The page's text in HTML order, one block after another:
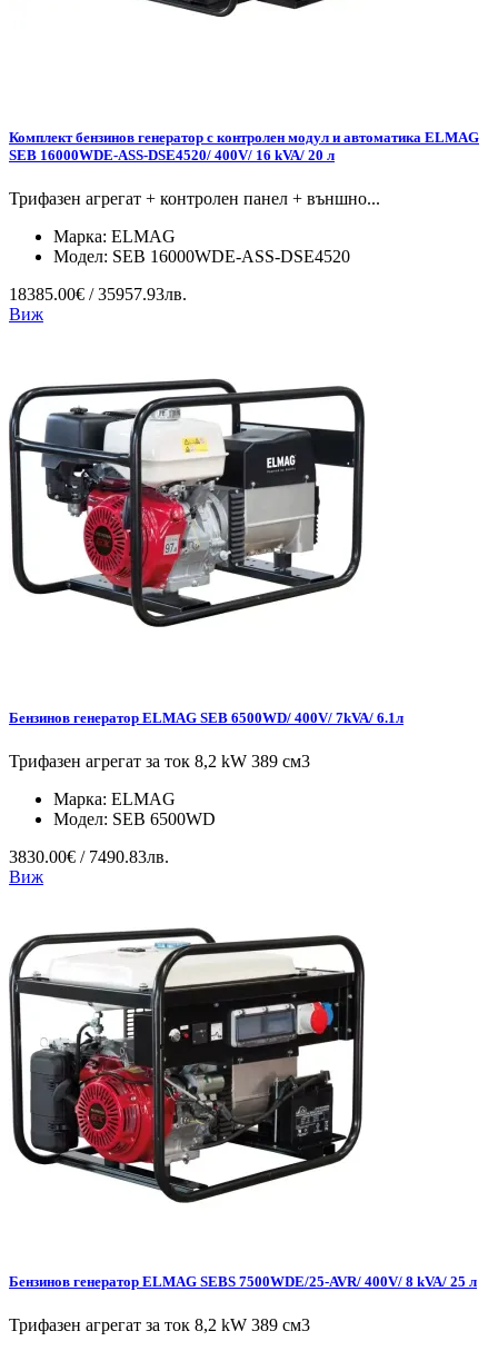
Комплект бензинов генератор с контролен модул и автоматика ELMAG
SEB 16000WDE-ASS-DSE4520/ 400V/ 16 kVA/ 20 л
Трифазен агрегат + контролен панел + външно...
Марка: ELMAG
Модел: SEB 16000WDE-ASS-DSE4520
18385.00€ / 35957.93лв.
Виж
Бензинов генератор ELMAG SEB 6500WD/ 400V/ 7kVA/ 6.1л
Трифазен агрегат за ток 8,2 kW 389 см3
Марка: ELMAG
Модел: SEB 6500WD
3830.00€ / 7490.83лв.
Виж
Бензинов генератор ELMAG SEBS 7500WDE/25-AVR/ 400V/ 8 kVA/ 25 л
Трифазен агрегат за ток 8,2 kW 389 см3